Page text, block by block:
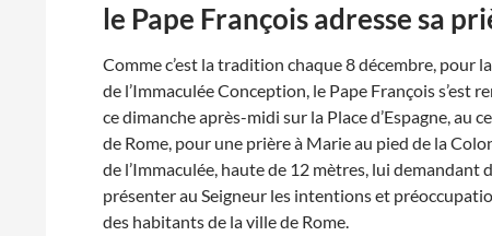
le Pape François adresse sa
Comme c’est la tradition chaque 8 décembre, pour
de l’Immaculée Conception, le Pape François s’est
ce dimanche après-midi sur la Place d’Espagne, au
de Rome, pour une prière à Marie au pied de la
de l’Immaculée, haute de 12 mètres, lui demandant
présenter au Seigneur les intentions et
des habitants de la ville de Rome.